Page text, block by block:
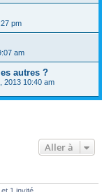
pm
am
autres ?
2013 10:40 am
Aller à